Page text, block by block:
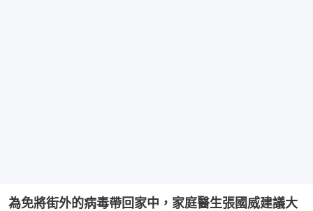
為免將街外的病毒帶回家中，家庭醫生張國威建議大